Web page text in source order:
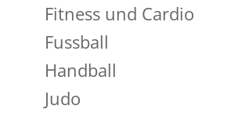
Fitness und Cardio
Fussball
Handball
Judo